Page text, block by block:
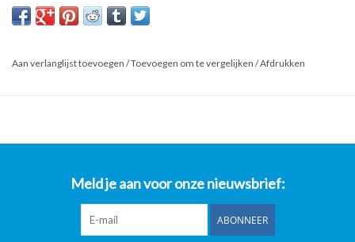
Kijk ook op onze website horecaprofessionalcenter punt nl, om
direct te kunnen bestellen.
Horeca Professional Center B.V.
3812 PL Amersfoort
Aan verlanglijst toevoegen /Toevoegen om te vergelijken /Afdrukken
Meld je aan voor onze nieuwsbrief:
ABONNEER